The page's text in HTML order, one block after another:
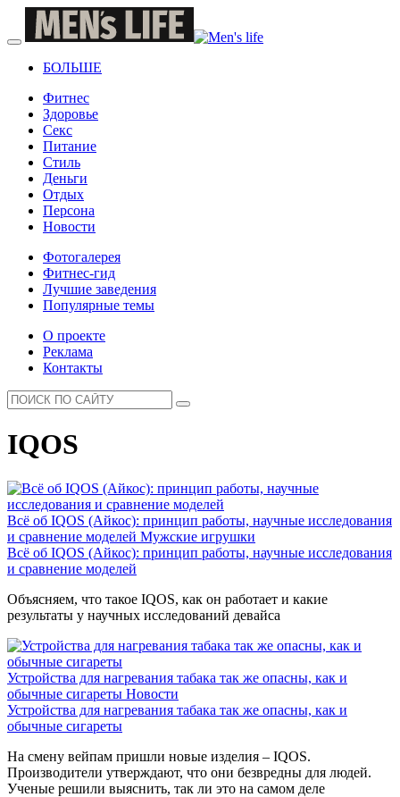
БОЛЬШЕ
Фитнес
Здоровье
Секс
Питание
Стиль
Деньги
Отдых
Персона
Новости
Фотогалерея
Фитнес-гид
Лучшие заведения
Популярные темы
О проекте
Реклама
Контакты
IQOS
Всё об IQOS (Айкос): принцип работы, научные исследования
и сравнение моделей Мужские игрушки
Всё об IQOS (Айкос): принцип работы, научные исследования
и сравнение моделей
Объясняем, что такое IQOS, как он работает и какие
результаты у научных исследований девайса
Устройства для нагревания табака так же опасны, как и
обычные сигареты Новости
Устройства для нагревания табака так же опасны, как и
обычные сигареты
На смену вейпам пришли новые изделия – IQOS.
Производители утверждают, что они безвредны для людей.
Ученые решили выяснить, так ли это на самом деле